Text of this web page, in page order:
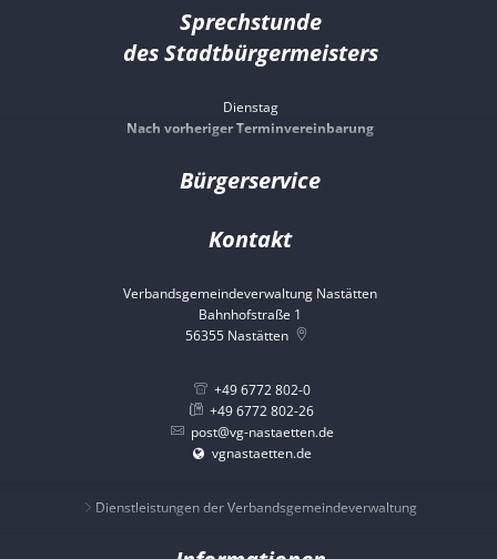
Sprechstunde
des Stadtbürgermeisters
Dienstag
Nach vorheriger Terminvereinbarung
Bürgerservice
Kontakt
Verbandsgemeindeverwaltung Nastätten
Bahnhofstraße 1
56355 Nastätten
+49 6772 802-0
+49 6772 802-26
post@vg-nastaetten.de
vgnastaetten.de
Dienstleistungen der Verbandsgemeindeverwaltung